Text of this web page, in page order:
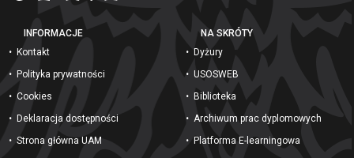
INFORMACJE
Kontakt
Polityka prywatności
Cookies
Deklaracja dostępności
Strona główna UAM
NA SKRÓTY
Dyżury
USOSWEB
Biblioteka
Archiwum prac dyplomowych
Platforma E-learningowa